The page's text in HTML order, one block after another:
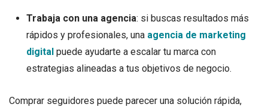
Trabaja con una agencia: si buscas resultados más
rápidos y profesionales, una agencia de marketing
digital puede ayudarte a escalar tu marca con
estrategias alineadas a tus objetivos de negocio.
Comprar seguidores puede parecer una solución rápida,